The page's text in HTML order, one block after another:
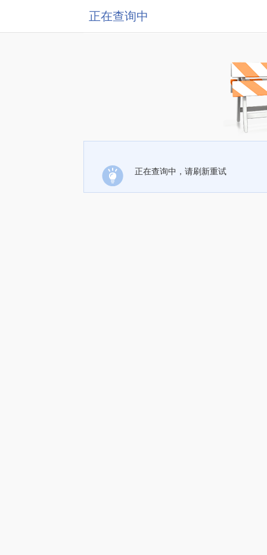
正在查询中
正在查询中，请刷新重试